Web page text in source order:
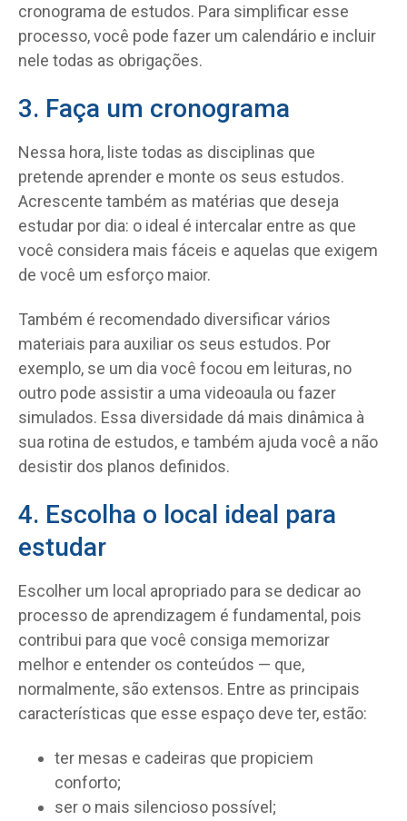
cronograma de estudos. Para simplificar esse
processo, você pode fazer um calendário e incluir
nele todas as obrigações.
3. Faça um cronograma
Nessa hora, liste todas as disciplinas que
pretende aprender e monte os seus estudos.
Acrescente também as matérias que deseja
estudar por dia: o ideal é intercalar entre as que
você considera mais fáceis e aquelas que exigem
de você um esforço maior.
Também é recomendado diversificar vários
materiais para auxiliar os seus estudos. Por
exemplo, se um dia você focou em leituras, no
outro pode assistir a uma videoaula ou fazer
simulados. Essa diversidade dá mais dinâmica à
sua rotina de estudos, e também ajuda você a não
desistir dos planos definidos.
4. Escolha o local ideal para
estudar
Escolher um local apropriado para se dedicar ao
processo de aprendizagem é fundamental, pois
contribui para que você consiga memorizar
melhor e entender os conteúdos — que,
normalmente, são extensos. Entre as principais
características que esse espaço deve ter, estão:
ter mesas e cadeiras que propiciem
conforto;
ser o mais silencioso possível;